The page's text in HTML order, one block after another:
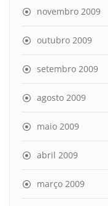
novembro 2009
outubro 2009
setembro 2009
agosto 2009
maio 2009
abril 2009
março 2009